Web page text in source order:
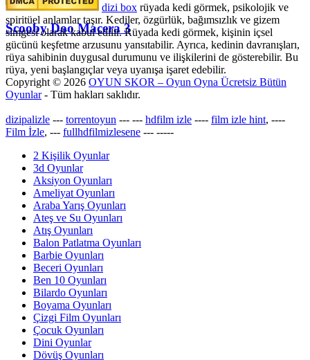
Scooby Doo Macera 3
dizi box rüyada kedi görmek​, psikolojik ve
spiritüel anlamlar taşır. Kediler, özgürlük, bağımsızlık ve gizem
simgesi olarak kabul edilir. Rüyada kedi görmek, kişinin içsel
gücünü keşfetme arzusunu yansıtabilir. Ayrıca, kedinin davranışları,
rüya sahibinin duygusal durumunu ve ilişkilerini de gösterebilir. Bu
rüya, yeni başlangıçlar veya uyanışa işaret edebilir.
Copyright © 2026 OYUN SKOR – Oyun Oyna Ücretsiz Bütün
Oyunlar- Tüm hakları saklıdır.
dizipalizle --- torrentoyun --- --- hdfilm izle ---- film izle hint, ----
Film İzle, --- fullhdfilmizlesene --- -----
2 Kişilik Oyunlar
3d Oyunlar
Aksiyon Oyunları
Ameliyat Oyunları
Araba Yarış Oyunları
Ateş ve Su Oyunları
Atış Oyunları
Balon Patlatma Oyunları
Barbie Oyunları
Beceri Oyunları
Ben 10 Oyunları
Bilardo Oyunları
Boyama Oyunları
Çizgi Film Oyunları
Çocuk Oyunları
Dini Oyunlar
Dövüş Oyunları